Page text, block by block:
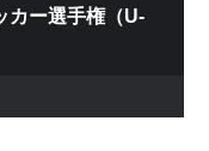
カー選手権（U-